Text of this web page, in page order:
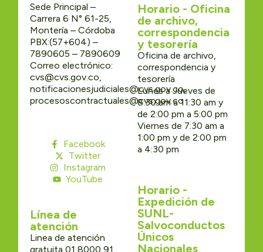
Sede Principal –
Carrera 6 N° 61-25,
Montería – Córdoba
PBX:(57+604) –
7890605 – 7890609
Correo electrónico:
cvs@cvs.gov.co,
notificacionesjudiciales@cvs.gov.co,
procesoscontractuales@cvs.gov.co
Facebook
Twitter
Instagram
YouTube
Línea de
atención
Linea de atención
gratuita 01 8000 91
Horario - Oficina
de archivo,
correspondencia
y tesorería
Oficina de archivo,
correspondencia y
tesorería
Lunes a Jueves de
8:30 am a 11:30 am y
de 2:00 pm a 5:00 pm
Viernes de 7:30 am a
1:00 pm y de 2:00 pm
a 4:30 pm
Horario -
Expedición de
SUNL-
Salvoconductos
Únicos
Nacionales